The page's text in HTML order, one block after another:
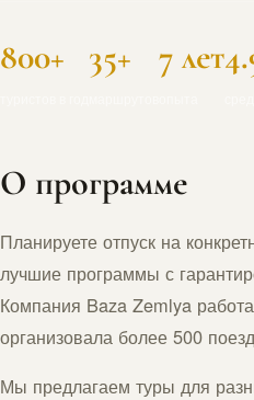
800+ 35+ 7 лет
О программе
Планируете отпуск на
лучшие программы с
Компания Baza Zemlya
организовала более 500
Мы предлагаем туры для